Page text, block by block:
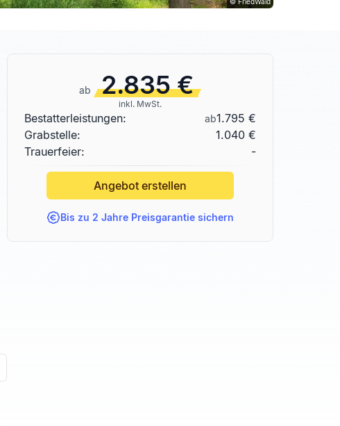
ab 2.835 €
inkl. MwSt.
Bestatterleistungen: ab1.795 €
Grabstelle:
1.040 €
Trauerfeier:
-
Angebot erstellen
Bis zu 2 Jahre Preisgarantie sichern